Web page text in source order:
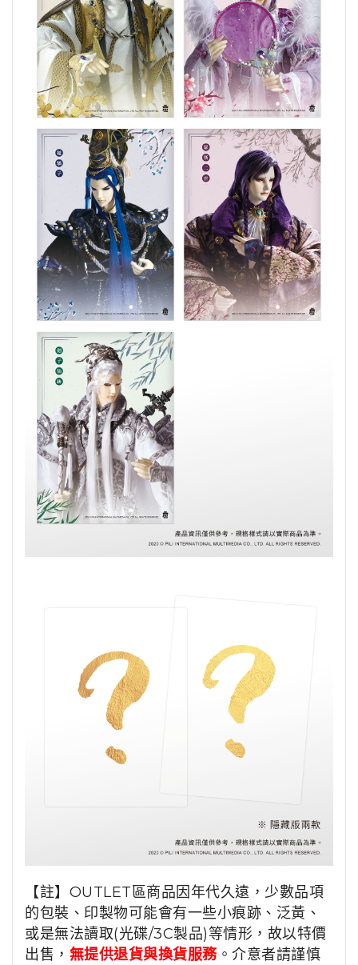
【註】OUTLET區商品因年代久遠，少數品項
的包裝、印製物可能會有一些小痕跡、泛黃、
或是無法讀取(光碟/3C製品)等情形，故以特價
出售， 無提供退貨與換貨服務。介意者請謹慎